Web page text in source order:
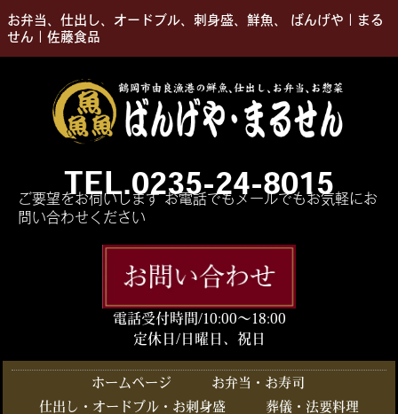
お弁当、仕出し、オードブル、刺身盛、鮮魚、 ばんげや｜まる
せん｜佐藤食品
TEL.0235-24-8015
ご要望をお伺いします お電話でもメールでもお気軽にお
問い合わせください
電話受付時間/10:00〜18:00
定休日/日曜日、祝日
ホームページ
お弁当・お寿司
仕出し・オードブル・お刺身盛
葬儀・法要料理